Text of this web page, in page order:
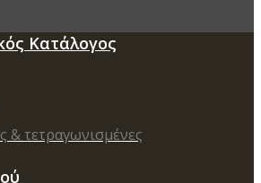
Κατάλογος
& τετραγωνισμένες